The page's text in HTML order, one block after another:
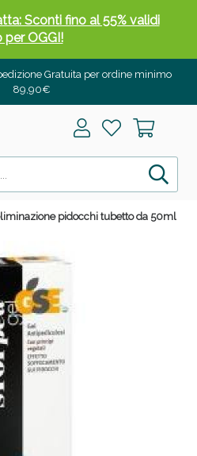
Gratuita per ordine minimo
89,90€
pidocchi tubetto da 50ml
Sconti fino al 55% validi
per OGGI!
oggi Sconto extra fino al
50%!